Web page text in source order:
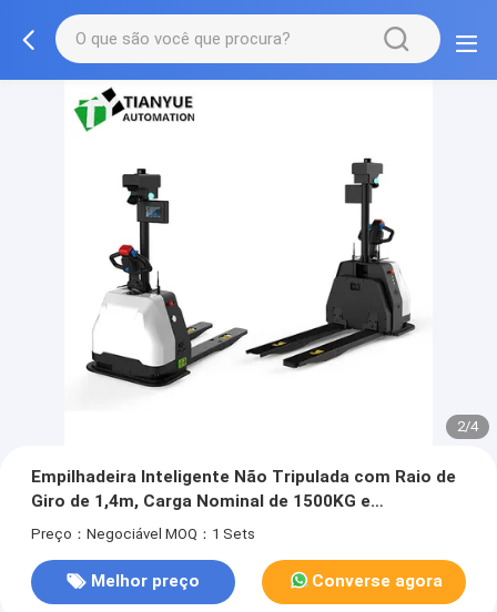
2/4
Empilhadeira Inteligente Não Tripulada com Raio de
Giro de 1,4m, Carga Nominal de 1500KG e
Navegação SLAM por Visão LiDAR para Manuseio
Preço：Negociável MOQ：1 Sets
Melhor preço Converse agora